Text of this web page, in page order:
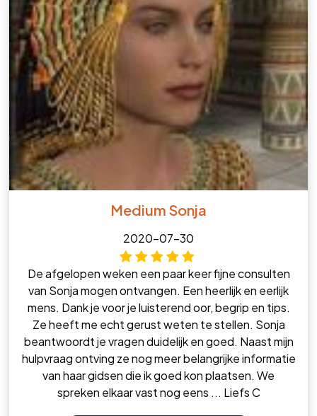
Medium Sonja
2020-07-30
De afgelopen weken een paar keer fijne consulten
van Sonja mogen ontvangen. Een heerlijk en eerlijk
mens. Dank je voor je luisterend oor, begrip en tips.
Ze heeft me echt gerust weten te stellen. Sonja
beantwoordt je vragen duidelijk en goed. Naast mijn
hulpvraag ontving ze nog meer belangrijke informatie
van haar gidsen die ik goed kon plaatsen. We
spreken elkaar vast nog eens ... Liefs C